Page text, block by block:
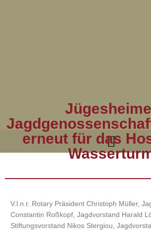
erneut für das
V.l.n.r. Rotary Präsident Christoph Müller,
Constantin Roßkopf, Jagdvorstand Harald
Stiftungsvorstand Nikos Stergiou,